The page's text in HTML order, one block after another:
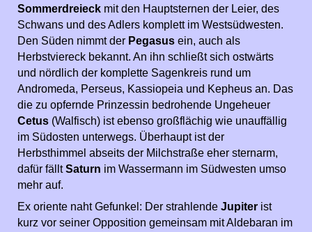
Sommerdreieck mit den Hauptsternen der Leier, des
Schwans und des Adlers komplett im Westsüdwesten.
Den Süden nimmt der Pegasus ein, auch als
Herbstviereck bekannt. An ihn schließt sich ostwärts
und nördlich der komplette Sagenkreis rund um
Andromeda, Perseus, Kassiopeia und Kepheus an. Das
die zu opfernde Prinzessin bedrohende Ungeheuer
Cetus (Walfisch) ist ebenso großflächig wie unauffällig
im Südosten unterwegs. Überhaupt ist der
Herbsthimmel abseits der Milchstraße eher sternarm,
dafür fälltSaturn im Wassermann im Südwesten umso
mehr auf.
Ex oriente naht Gefunkel: Der strahlende Jupiter ist
kurz vor seiner Opposition gemeinsam mit Aldebaran im